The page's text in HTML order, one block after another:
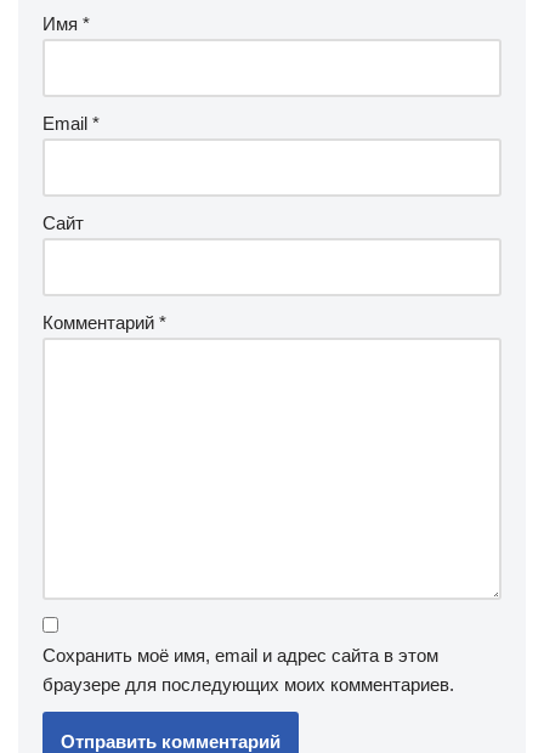
Имя *
Email *
Сайт
Комментарий *
Сохранить моё имя, email и адрес сайта в этом
браузере для последующих моих комментариев.